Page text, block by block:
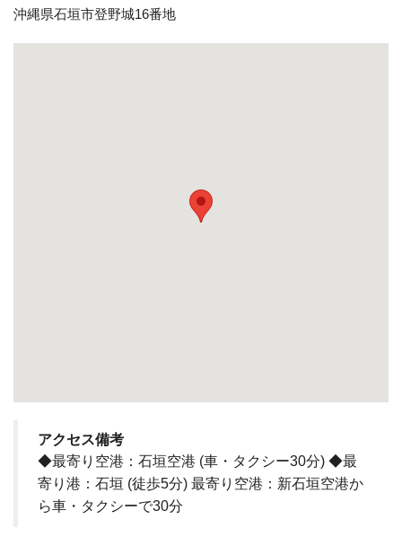
沖縄県石垣市登野城16番地
アクセス備考
◆最寄り空港：石垣空港 (車・タクシー30分) ◆最
寄り港：石垣 (徒歩5分) 最寄り空港：新石垣空港か
ら車・タクシーで30分